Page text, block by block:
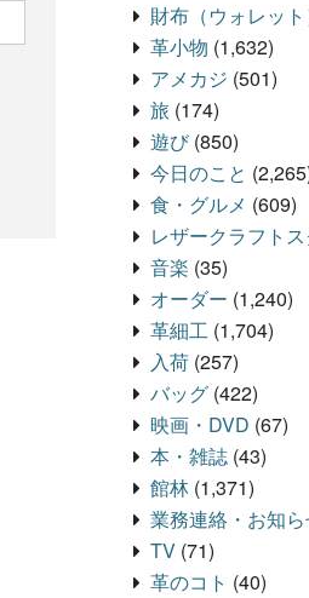
財布（ウォレット
革小物 (1,632)
アメカジ (501)
旅 (174)
遊び(850)
今日のこと
食・グルメ (609)
レザークラフト
音楽 (35)
オーダー (1,240)
革細工 (1,704)
入荷 (257)
バッグ (422)
映画・DVD (67)
本・雑誌 (43)
館林 (1,371)
業務連絡・お知
TV (71)
革のコト (40)